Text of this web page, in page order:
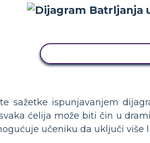
sažetke ispunjavanjem
ćelija može biti čin u
učeniku da uključi